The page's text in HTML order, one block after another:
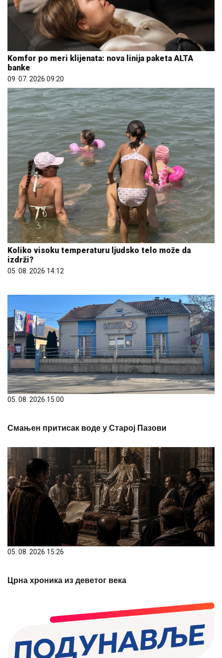
Komfor po meri klijenata: nova linija paketa ALTA
banke
09. 07. 2026 09:20
Koliko visoku temperaturu ljudsko telo može da
izdrži?
05. 08. 2026 14:12
05. 08. 2026 15:00
Смањен притисак воде у Старој Пазови
05. 08. 2026 15:26
Црна хроника из деветог века